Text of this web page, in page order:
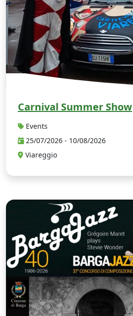
Carnival Summer Show
Events
25/07/2026 - 10/08/2026
Viareggio